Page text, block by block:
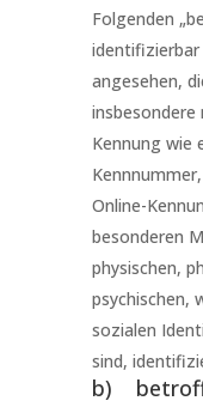
Folgenden
identifizierbar
angesehen,
Kennung wie
Online-
besonderen
physischen,
psychischen,
sozialen
sind,
b)